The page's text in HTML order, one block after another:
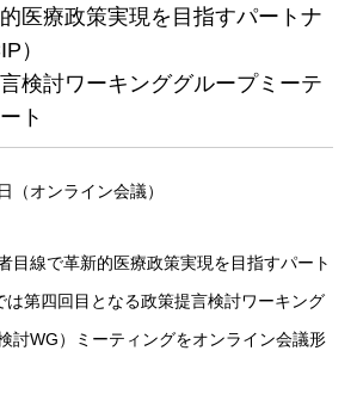
医療政策実現を目指すパートナ
）
検討ワーキンググループミーテ
ト
（オンライン会議）
目線で革新的医療政策実現を目指すパート
は第四回目となる政策提言検討ワーキング
討WG）ミーティングをオンライン会議形